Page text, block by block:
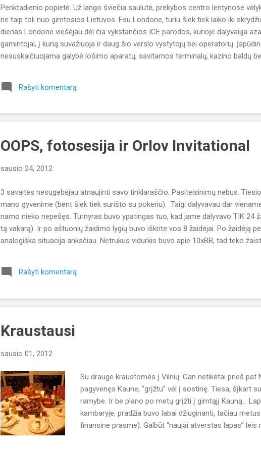
Penktadienio popietė. Už lango šviečia saulutė, prekybos centro lentynose
ne taip toli nuo gimtosios Lietuvos. Esu Londone, turiu šiek tiek laiko iki
dienas Londone viešėjau dėl čia vykstančios ICE parodos, kurioje dalyvauja
gamintojai, į kurią suvažiuoja ir daug šio verslo vystytojų bei operatorių.
nesuskaičiuojama galybė lošimo aparatų, savitarnos terminalų, kazino baldų
įrašų buvo apie pokerį. Taigi vieną vakarą nusprendžiau susipažinti su pokeriu
Rašyti komentarą
OOPS, fotosesija ir Orlov Invitational
sausio 24, 2012
3 savaites nesugebėjau atnaujinti savo tinklaraščio. Pasiteisinimų nebus.
mano gyvenime (bent šiek tiek surišto su pokeriu). Taigi dalyvavau dar
namo nieko nepešęs. Turnyras buvo ypatingas tuo, kad jame dalyvavo TIK 24
tą vakarą). Ir po aštuonių žaidimo lygių buvo iškrite vos 8 žaidėjai. Po žaidėją
analogiška situacija anksčiau. Netrukus vidurkis buvo apie 10xBB, tad teko
stalo. Džiaugiuosi, kad jam pavyko pasiekti ITM zoną ir sėkmingai pradėt
naujienas mano profilyje socialiniame tinkle Facebook, ko gero, jau spėjo
Rašyti komentarą
Kraustausi
sausio 01, 2012
Su drauge kraustomės į Vilnių. Gan netikėtai prieš
pagyvenęs Kaune, “grįžtu” vėl į sostinę. Tiesa, šįkart
ramybe. Ir be plano po metų grįžti į gimtąjį Kauną...
kambaryje, pradžia buvo labai džiuginanti, tačiau
finansine prasme). Galbūt “naujai atverstas lapas”